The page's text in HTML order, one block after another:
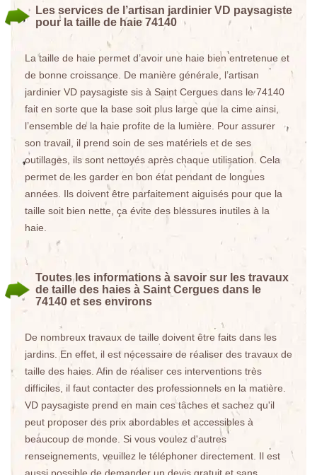
Les services de l’artisan jardinier VD paysagiste
pour la taille de haie 74140
La taille de haie permet d’avoir une haie bien entretenue et
de bonne croissance. De manière générale, l’artisan
jardinier VD paysagiste sis à Saint Cergues dans le 74140
fait en sorte que la base soit plus large que la cime ainsi,
l’ensemble de la haie profite de la lumière. Pour assurer
son travail, il prend soin de ses matériels et de ses
outillages, ils sont nettoyés après chaque utilisation. Cela
permet de les garder en bon état pendant de longues
années. Ils doivent être parfaitement aiguisés pour que la
taille soit bien nette, ça évite des blessures inutiles à la
haie.
Toutes les informations à savoir sur les travaux
de taille des haies à Saint Cergues dans le
74140 et ses environs
De nombreux travaux de taille doivent être faits dans les
jardins. En effet, il est nécessaire de réaliser des travaux de
taille des haies. Afin de réaliser ces interventions très
difficiles, il faut contacter des professionnels en la matière.
VD paysagiste prend en main ces tâches et sachez qu'il
peut proposer des prix abordables et accessibles à
beaucoup de monde. Si vous voulez d'autres
renseignements, veuillez le téléphoner directement. Il est